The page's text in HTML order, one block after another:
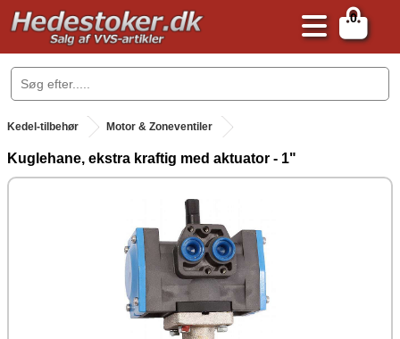
0
.
Kedel-tilbehør Motor & Zoneventiler
Kuglehane, ekstra kraftig med aktuator - 1"